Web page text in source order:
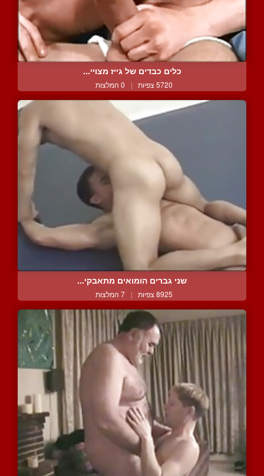
כלים כבדים של גייז מצויי...
5720 צפיות | 0 המלצות
שני גברים הומואים מתאבקי...
8925 צפיות | 7 המלצות